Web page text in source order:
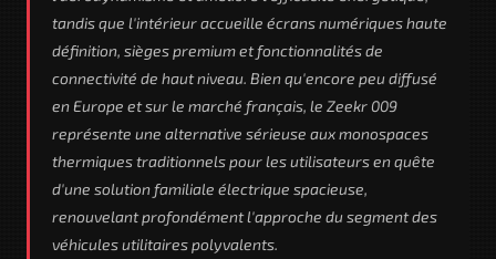
tandis que l'intérieur accueille écrans numériques haute
définition, sièges premium et fonctionnalités de
connectivité de haut niveau. Bien qu'encore peu diffusé
en Europe et sur le marché français, le Zeekr 009
représente une alternative sérieuse aux monospaces
thermiques traditionnels pour les utilisateurs en quête
d'une solution familiale électrique spacieuse,
renouvelant profondément l'approche du segment des
véhicules utilitaires polyvalents.